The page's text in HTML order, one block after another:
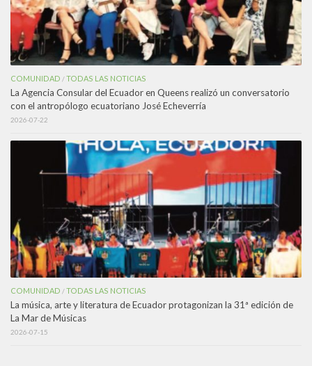
COMUNIDAD /TODAS LAS NOTICIAS
La Agencia Consular del Ecuador en Queens realizó un conversatorio
con el antropólogo ecuatoriano José Echeverría
2026-07-22
COMUNIDAD /TODAS LAS NOTICIAS
La música, arte y literatura de Ecuador protagonizan la 31ª edición de
La Mar de Músicas
2026-07-15